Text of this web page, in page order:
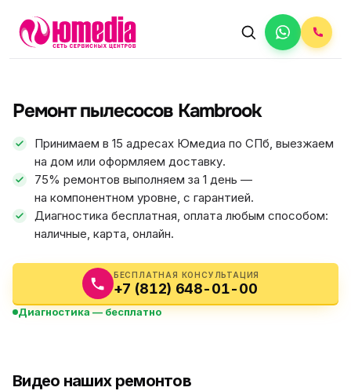
Ремонт пылесосов Kambrook
Принимаем в 15 адресах Юмедиа по СПб, выезжаем
на дом или оформляем доставку.
75% ремонтов выполняем за 1 день —
на компонентном уровне, с гарантией.
Диагностика бесплатная, оплата любым способом:
наличные, карта, онлайн.
БЕСПЛАТНАЯ КОНСУЛЬТАЦИЯ
+7 (812) 648-01-00
Диагностика — бесплатно
ФИКС ЦЕНА
АВТОРИЗОВАННЫЙ СЕРВИС
Видео наших ремонтов